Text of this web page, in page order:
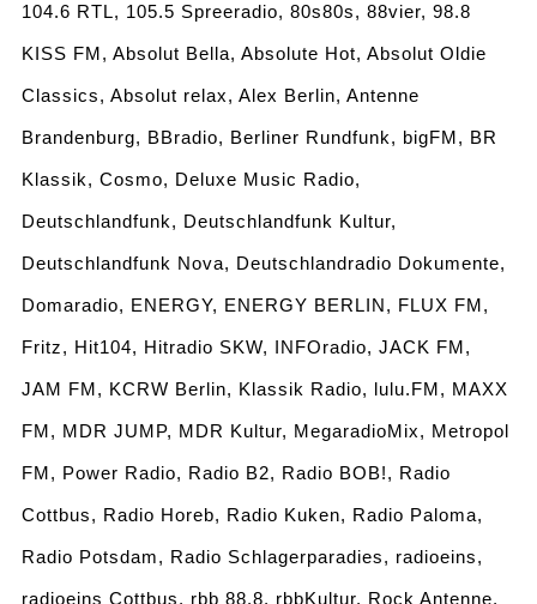
104.6 RTL, 105.5 Spreeradio, 80s80s, 88vier, 98.8
KISS FM, Absolut Bella, Absolute Hot, Absolut Oldie
Classics, Absolut relax, Alex Berlin, Antenne
Brandenburg, BBradio, Berliner Rundfunk, bigFM, BR
Klassik, Cosmo, Deluxe Music Radio,
Deutschlandfunk, Deutschlandfunk Kultur,
Deutschlandfunk Nova, Deutschlandradio Dokumente,
Domaradio, ENERGY, ENERGY BERLIN, FLUX FM,
Fritz, Hit104, Hitradio SKW, INFOradio, JACK FM,
JAM FM, KCRW Berlin, Klassik Radio, lulu.FM, MAXX
FM, MDR JUMP, MDR Kultur, MegaradioMix, Metropol
FM, Power Radio, Radio B2, Radio BOB!, Radio
Cottbus, Radio Horeb, Radio Kuken, Radio Paloma,
Radio Potsdam, Radio Schlagerparadies, radioeins,
radioeins Cottbus, rbb 88.8, rbbKultur, Rock Antenne,